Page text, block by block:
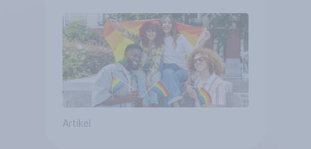
Artikel